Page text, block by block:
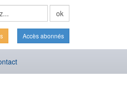
Accès abonnés